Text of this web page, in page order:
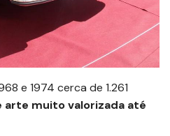
e 1974 cerca de 1.261
arte muito valorizada até